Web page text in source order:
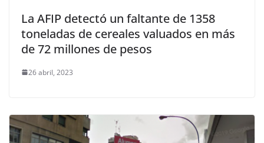
La AFIP detectó un faltante de 1358
toneladas de cereales valuados en más
de 72 millones de pesos
26 abril, 2023